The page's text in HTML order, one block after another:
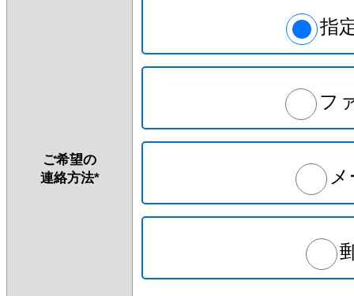
ご希望の
連絡方法*
指
フ